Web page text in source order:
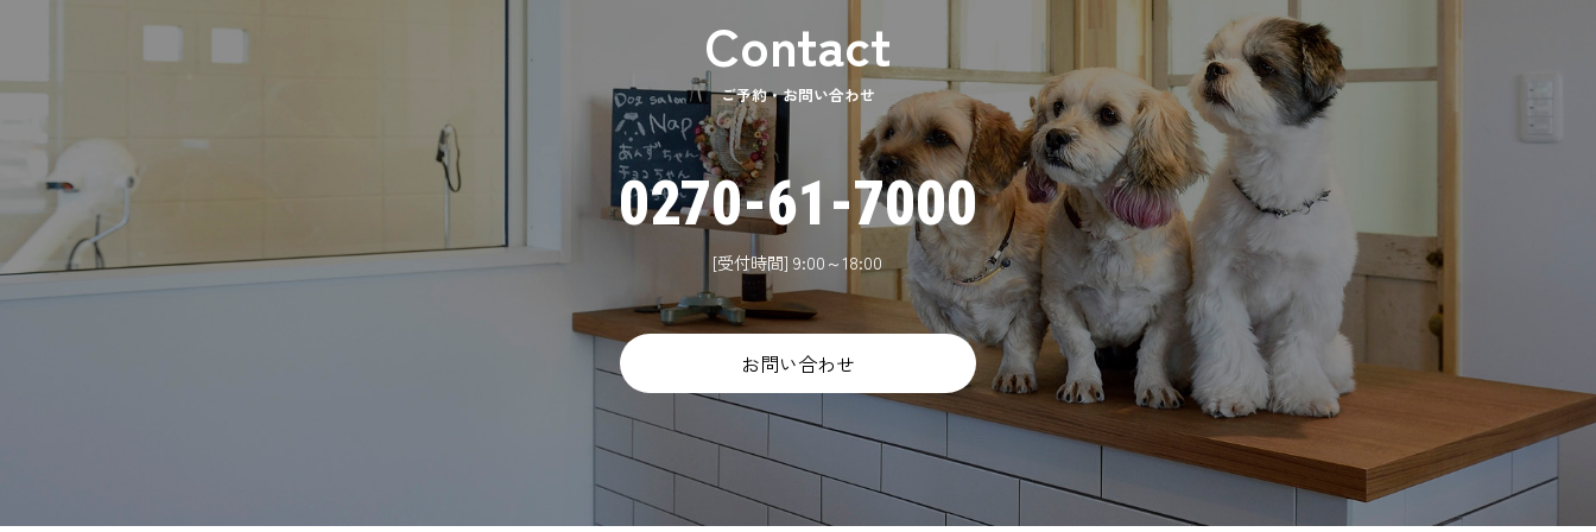
ご予約・お問い合わせ
0270-61-7000
[受付時間] 9:00～18:00
お問い合わせ